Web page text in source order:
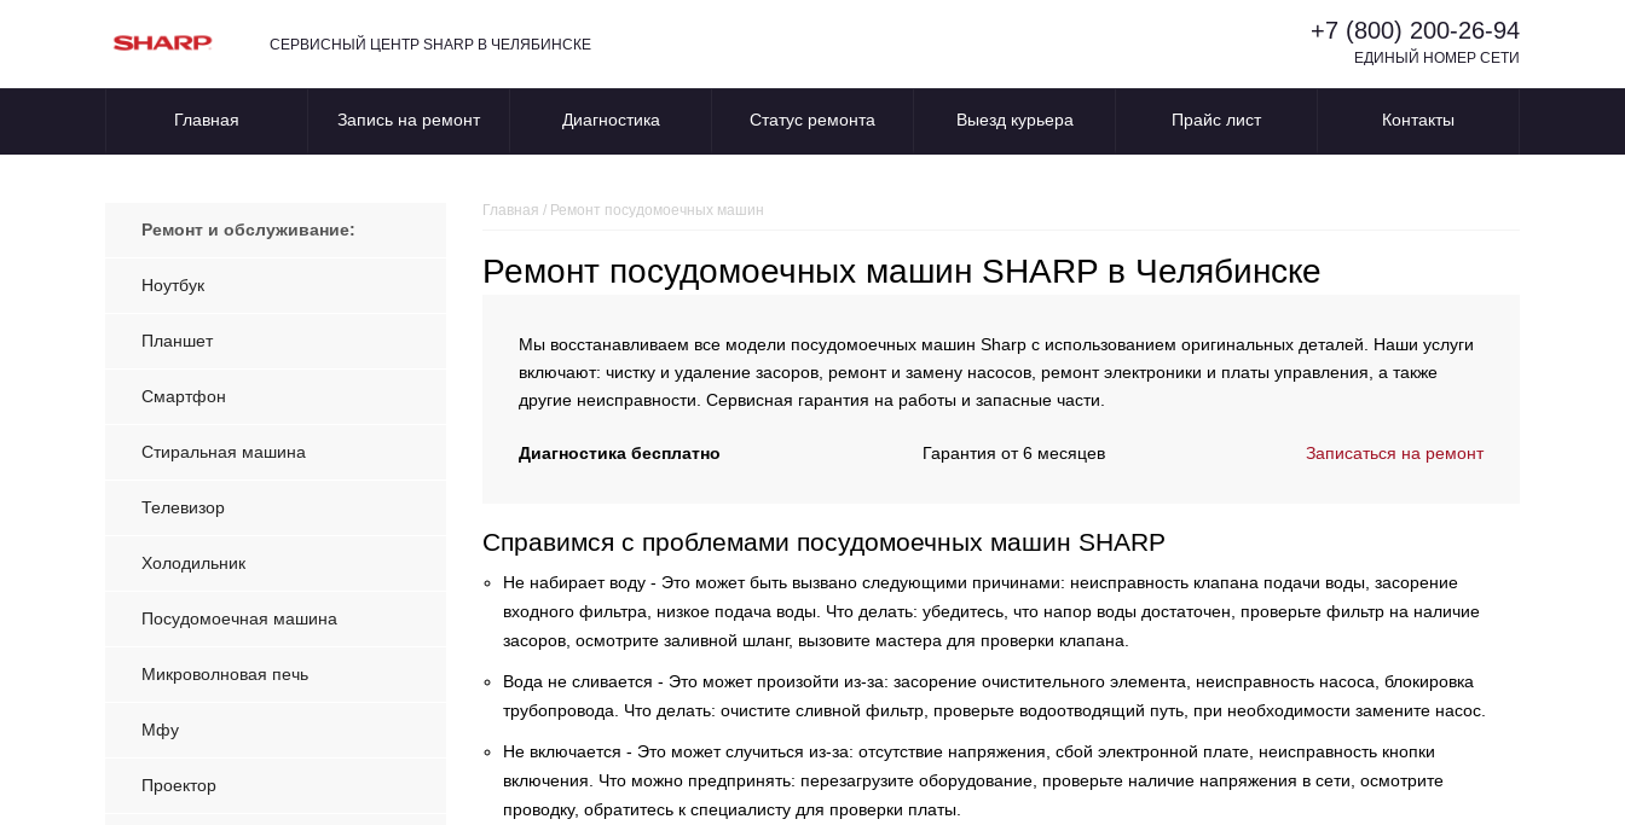
СЕРВИСНЫЙ ЦЕНТР SHARP В ЧЕЛЯБИНСКЕ
+7 (800) 200-26-94
ЕДИНЫЙ НОМЕР СЕТИ
Главная Запись на ремонт Диагностика Статус ремонта Выезд курьера Прайс лист Контакты
Ремонт и обслуживание:
Ноутбук
Планшет
Смартфон
Стиральная машина
Телевизор
Холодильник
Посудомоечная машина
Микроволновая печь
Мфу
Проектор
Главная / Ремонт посудомоечных машин
Ремонт посудомоечных машин SHARP в Челябинске
Мы восстанавливаем все модели посудомоечных машин Sharp с использованием оригинальных деталей. Наши услуги
включают: чистку и удаление засоров, ремонт и замену насосов, ремонт электроники и платы управления, а также
другие неисправности. Сервисная гарантия на работы и запасные части.
Диагностика бесплатно Гарантия от 6 месяцев Записаться на ремонт
Справимся с проблемами посудомоечных машин SHARP
Не набирает воду - Это может быть вызвано следующими причинами: неисправность клапана подачи воды, засорение
входного фильтра, низкое подача воды. Что делать: убедитесь, что напор воды достаточен, проверьте фильтр на наличие
засоров, осмотрите заливной шланг, вызовите мастера для проверки клапана.
Вода не сливается - Это может произойти из-за: засорение очистительного элемента, неисправность насоса, блокировка
трубопровода. Что делать: очистите сливной фильтр, проверьте водоотводящий путь, при необходимости замените насос.
Не включается - Это может случиться из-за: отсутствие напряжения, сбой электронной плате, неисправность кнопки
включения. Что можно предпринять: перезагрузите оборудование, проверьте наличие напряжения в сети, осмотрите
проводку, обратитесь к специалисту для проверки платы.